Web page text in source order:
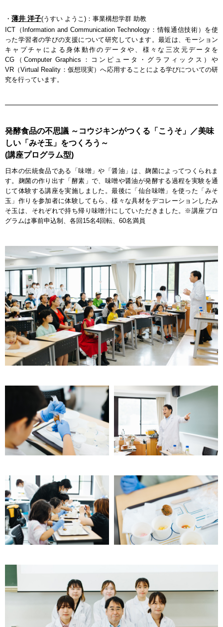
・ 薄井 洋子(うすい ようこ)：事業構想学群 助教
ICT（Information and Communication Technology：情報通信技術）を使
った学習者の学びの支援について研究しています。最近は、モーション
キャプチャによる身体動作のデータや、様々な三次元データを
CG（Computer Graphics：コンピュータ・グラフィックス）や
VR（Virtual Reality：仮想現実）へ応用することによる学びについての研
究を行っています。
発酵食品の不思議 ～コウジキンがつくる「こうそ」／美味
しい「みそ玉」をつくろう～
(講座プログラム型)
日本の伝統食品である「味噌」や「醤油」は、麹菌によってつくられま
す。麹菌の作り出す「酵素」で、味噌や醤油が発酵する過程を実験を通
じて体験する講座を実施しました。最後に「仙台味噌」を使った「みそ
玉」作りを参加者に体験してもら、様々な具材をデコレーションしたみ
そ玉は、それぞれで持ち帰り味噌汁にしていただきました。※講座プロ
グラムは事前申込制、各回15名4回転、60名満員